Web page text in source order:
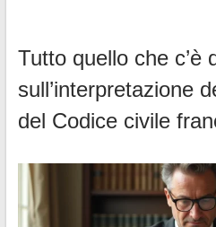
Tutto quello che c’è
sull’interpretazione
del Codice civile